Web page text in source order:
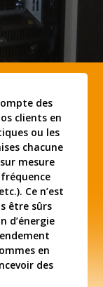
des
clients en
ou les
chacune
mesure
Ce n’est
être sûrs
d’énergie
en
des